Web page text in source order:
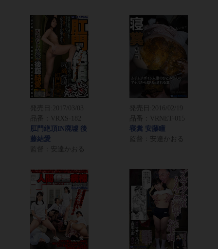
発売日: 2017/03/03
品番：VRXS-182
肛門絶頂IN廃墟 後
藤結愛
監督：安達かおる
発売日: 2016/02/19
品番：VRNET-015
寝糞 安藤瞳
監督：安達かおる